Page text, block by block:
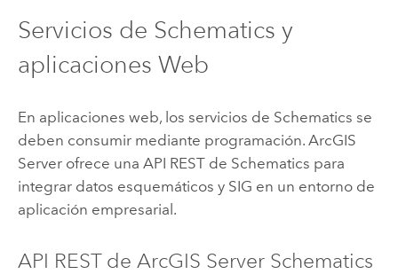
Servicios de Schematics y
aplicaciones Web
En aplicaciones web, los servicios de Schematics se
deben consumir mediante programación. ArcGIS
Serverofrece una API REST de Schematics para
integrar datos esquemáticos y SIG en un entorno de
aplicación empresarial.
API REST de ArcGIS ServerSchematics